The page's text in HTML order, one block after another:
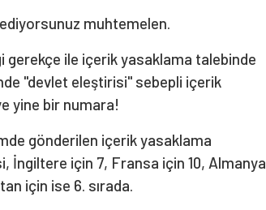
muhtemelen.
gerekçe ile içerik yasaklama talebinde
"devlet eleştirisi" sebepli içerik
yine bir numara!
gönderilen içerik yasaklama
İngiltere için 7, Fransa için 10, Almanya
için ise 6. sırada.